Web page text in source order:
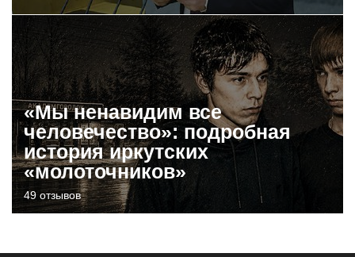
«Мы ненавидим все
человечество»: подробная
история иркутских
«молоточников»
49 отзывов